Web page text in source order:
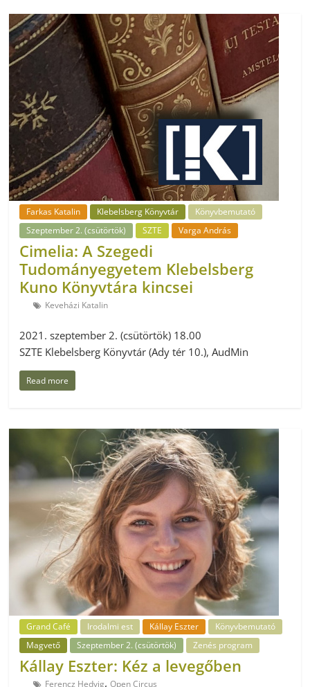
Farkas Katalin Klebelsberg Könyvtár
Könyvbemutató
Szeptember 2. (csütörtök)
SZTE Varga András
Cimelia: A Szegedi
Tudományegyetem Klebelsberg
Kuno Könyvtára kincsei
Keveházi Katalin
2021. szeptember 2. (csütörtök) 18.00
SZTE Klebelsberg Könyvtár (Ady tér 10.), AudMin
Read more
Grand Café Irodalmi est Kállay Eszter
Könyvbemutató
Magvető
Szeptember 2. (csütörtök) Zenés program
Kállay Eszter: Kéz a levegőben
Ferencz Hedvig,Open Circus